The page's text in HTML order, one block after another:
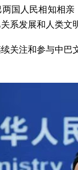
国人民相知相
系发展和人类文
关注和参与中